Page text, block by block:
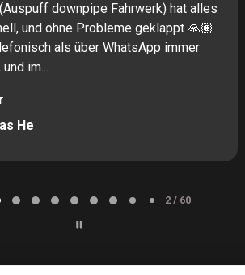
downpipe Fahrwerk) hat alles
und ohne Probleme geklappt 🙏🏽
als über WhatsApp immer
im...
He
2 / 60